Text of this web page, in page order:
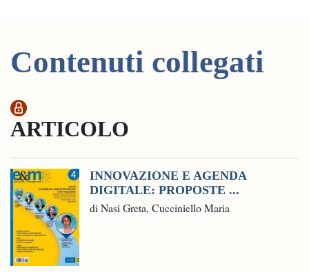
Contenuti collegati
ARTICOLO
INNOVAZIONE E AGENDA
DIGITALE: PROPOSTE ...
di Nasi Greta, Cucciniello Maria